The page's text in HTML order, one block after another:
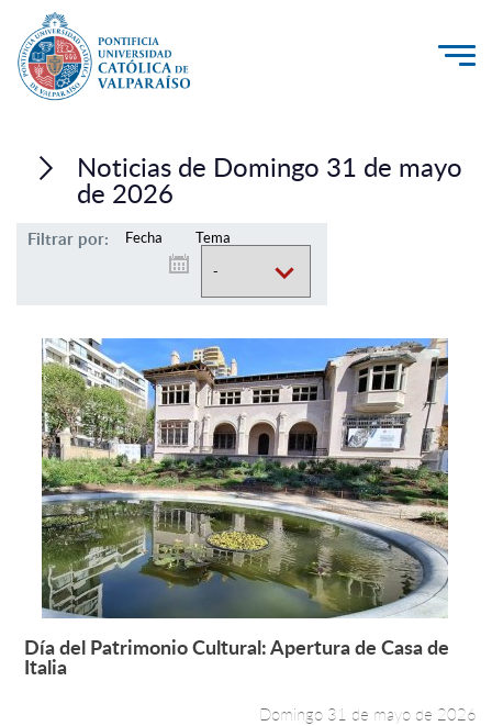
Investigación, Creación e Innovación
Vinculación con el Medio
Admisión
Pregrado
Postgrado
Formación Continua
Estudiantes
Académicos
Funcionarios
Alumni
Noticias de Domingo 31 de mayo
de 2026
Filtrar por: Fecha Tema
Leer más +
Día del Patrimonio Cultural: Apertura de Casa de
Italia
Domingo 31 de mayo de 2026